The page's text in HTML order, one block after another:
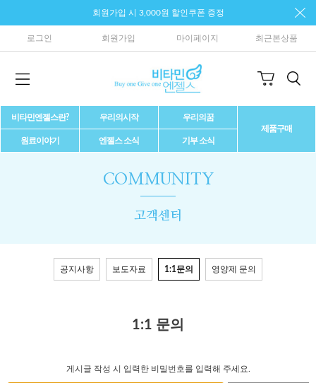
회원가입 시 3,000원 할인쿠폰 증정
로그인 회원가입 마이페이지 최근본상품
비타민엔젤스란? 우리의시작
우리의꿈
제품구매
원료이야기
엔젤스 소식 기부 소식
COMMUNITY
고객센터
공지사항 보도자료 1:1문의 영양제 문의
1:1 문의
게시글 작성 시 입력한 비밀번호를 입력해 주세요.